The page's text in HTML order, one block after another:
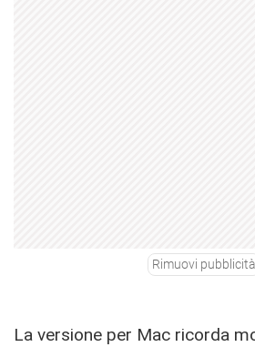
Rimuovi pubblicità
La versione per Mac ricorda